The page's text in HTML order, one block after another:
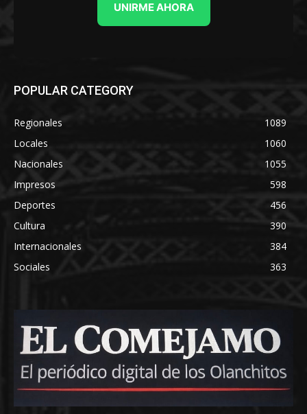
UNIRME AHORA
POPULAR CATEGORY
Regionales
1089
Locales
1060
Nacionales
1055
Impresos
598
Deportes
456
Cultura
390
Internacionales
384
Sociales
363